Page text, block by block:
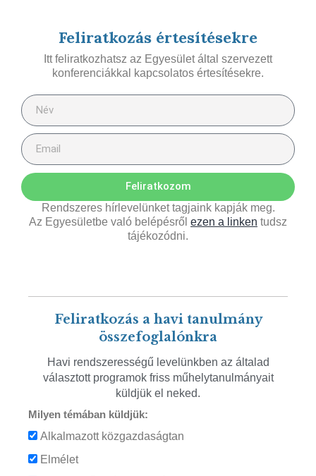
Feliratkozás értesítésekre
Itt feliratkozhatsz az Egyesület által szervezett
konferenciákkal kapcsolatos értesítésekre.
Feliratkozom
Rendszeres hírlevelünket tagjaink kapják meg.
Az Egyesületbe való belépésről ezen a linken tudsz
tájékozódni.
Feliratkozás a havi tanulmány
összefoglalónkra
Havi rendszerességű levelünkben az általad
választott programok friss műhelytanulmányait
küldjük el neked.
Milyen témában küldjük:
Alkalmazott közgazdaságtan
Elmélet